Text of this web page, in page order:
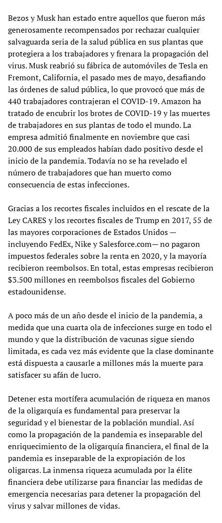
Bezos y Musk han estado entre aquellos que fueron más
generosamente recompensados por rechazar cualquier
salvaguarda seria de la salud pública en sus plantas que
protegiera a los trabajadores y frenara la propagación del
virus. Musk reabrió su fábrica de automóviles de Tesla en
Fremont, California, el pasado mes de mayo, desafiando
las órdenes de salud pública, lo que provocó que más de
440 trabajadores contrajeran el COVID-19. Amazon ha
tratado de encubrir los brotes de COVID-19 y las muertes
de trabajadores en sus plantas de todo el mundo. La
empresa admitió finalmente en noviembre que casi
20.000 de sus empleados habían dado positivo desde el
inicio de la pandemia. Todavía no se ha revelado el
número de trabajadores que han muerto como
consecuencia de estas infecciones.
Gracias a los recortes fiscales incluidos en el rescate de la
Ley CARES y los recortes fiscales de Trump en 2017, 55 de
las mayores corporaciones de Estados Unidos —
incluyendo FedEx, Nike y Salesforce.com— no pagaron
impuestos federales sobre la renta en 2020, y la mayoría
recibieron reembolsos. En total, estas empresas recibieron
$3.500 millones en reembolsos fiscales del Gobierno
estadounidense.
A poco más de un año desde el inicio de la pandemia, a
medida que una cuarta ola de infecciones surge en todo el
mundo y que la distribución de vacunas sigue siendo
limitada, es cada vez más evidente que la clase dominante
está dispuesta a causarle a millones más la muerte para
satisfacer su afán de lucro.
Detener esta mortífera acumulación de riqueza en manos
de la oligarquía es fundamental para preservar la
seguridad y el bienestar de la población mundial. Así
como la propagación de la pandemia es inseparable del
enriquecimiento de la oligarquía financiera, el final de la
pandemia es inseparable de la expropiación de los
oligarcas. La inmensa riqueza acumulada por la élite
financiera debe utilizarse para financiar las medidas de
emergencia necesarias para detener la propagación del
virus y salvar millones de vidas.